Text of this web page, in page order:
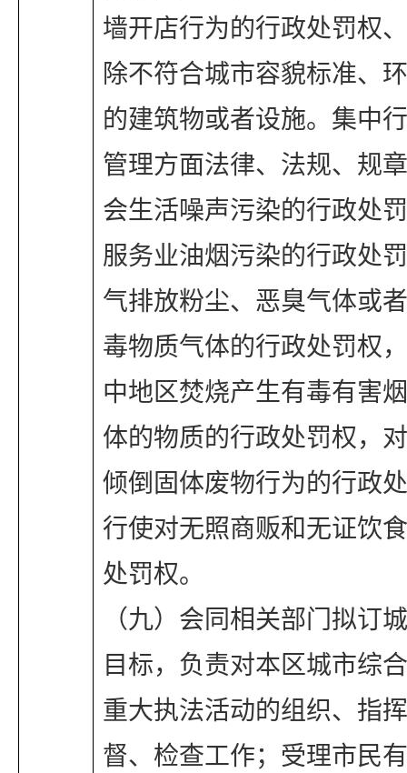
墙开店行为的行政处罚权
除不符合城市容貌标准、
的建筑物或者设施。集中
管理方面法律、法规、规
会生活噪声污染的行政处
服务业油烟污染的行政处
气排放粉尘、恶臭气体或
毒物质气体的行政处罚权
中地区焚烧产生有毒有害
体的物质的行政处罚权，
倾倒固体废物行为的行政
行使对无照商贩和无证饮
处罚权。
（九）会同相关部门拟订
目标，负责对本区城市综
重大执法活动的组织、指
督、检查工作；受理市民